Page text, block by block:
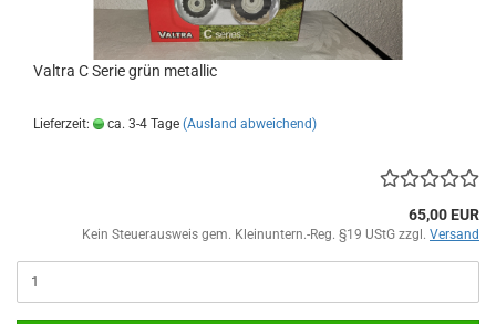
Valtra C Serie grün metallic
Lieferzeit: ca. 3-4 Tage (Ausland abweichend)
65,00 EUR
Kein Steuerausweis gem. Kleinuntern.-Reg. §19 UStG zzgl. Versand